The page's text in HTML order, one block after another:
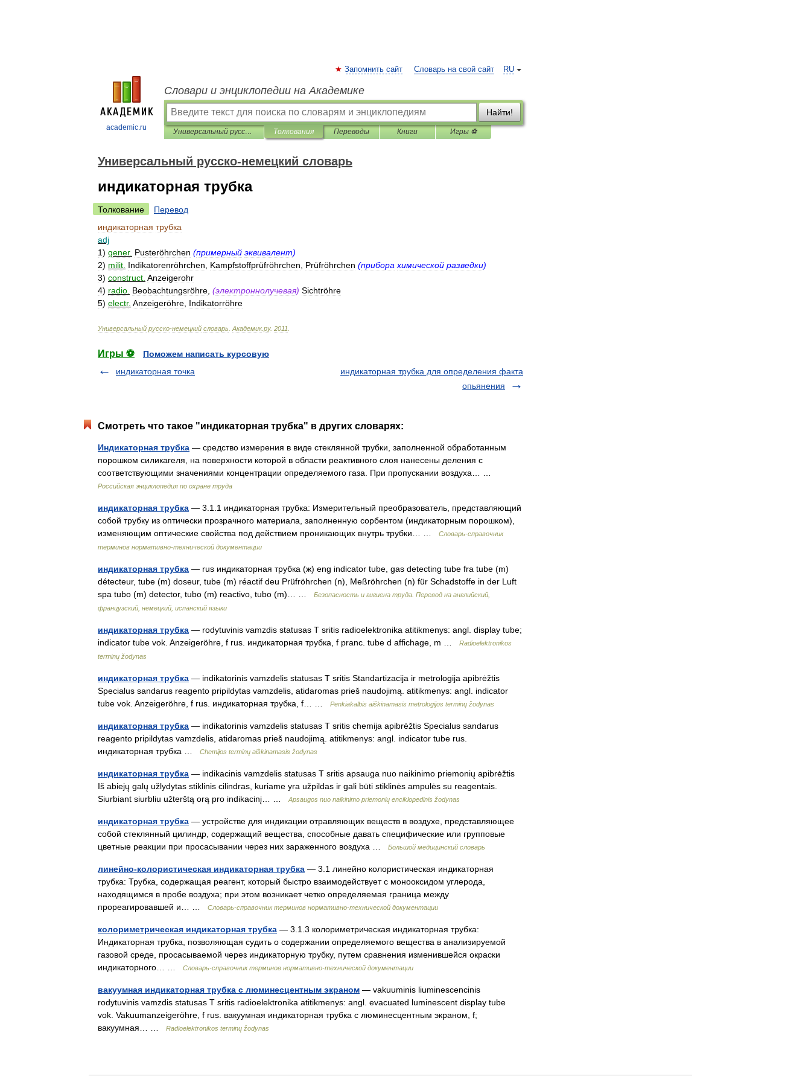
academic.ru
RU
Запомнить сайт Словарь на свой сайт
Словари и энциклопедии на Академике
Найти!
Универсальный русско-немецкий словарь Толкования Переводы Книги Игры ⚽
Универсальный русско-немецкий словарь
индикаторная трубка
Толкование
Перевод
индикаторная трубка
adj
1) gener. Pusteröhrchen (примерный эквивалент)
2) milit Indikatorenröhrchen Kampfstoffprüfröhrchen Prüfröhrchen (прибора химической разведки)
3) construct Anzeigerohr
4) radio Beobachtungsröhre (электроннолучевая) Sichtröhre
5) electr. Anzeigeröhre Indikatorröhre
Универсальный русско-немецкий словарь Академик.ру. 2011
Игры ⚽
Поможем написать курсовую
индикаторная точка
индикаторная трубка для определения факта
опьянения
Смотреть что такое "индикаторная трубка" в других словарях:
Индикаторная трубка — средство измерения в виде стеклянной трубки, заполненной обработанным
порошком силикагеля, на поверхности которой в области реактивного слоя нанесены деления с
соответствующими значениями концентрации определяемого газа. При пропускании воздуха… …
Российская энциклопедия по охране труда
индикаторная трубка — 3.1.1 индикаторная трубка: Измерительный преобразователь, представляющий
собой трубку из оптически прозрачного материала, заполненную сорбентом (индикаторным порошком),
изменяющим оптические свойства под действием проникающих внутрь трубки… …
Словарь-справочник
терминов нормативно-технической документации
индикаторная трубка — rus индикаторная трубка (ж) eng indicator tube, gas detecting tube fra tube (m)
détecteur, tube (m) doseur, tube (m) réactif deu Prüfröhrchen (n), Meßröhrchen (n) für Schadstoffe in der Luft
spa tubo (m) detector, tubo (m) reactivo, tubo (m)… …
Безопасность и гигиена труда. Перевод на английский,
французский, немецкий, испанский языки
индикаторная трубка — rodytuvinis vamzdis statusas T sritis radioelektronika atitikmenys: angl. display tube;
indicator tube vok. Anzeigeröhre, f rus. индикаторная трубка, f pranc. tube d affichage, m …
Radioelektronikos
terminų žodynas
индикаторная трубка — indikatorinis vamzdelis statusas T sritis Standartizacija ir metrologija apibrėžtis
Specialus sandarus reagento pripildytas vamzdelis, atidaromas prieš naudojimą. atitikmenys: angl. indicator
tube vok. Anzeigeröhre, f rus. индикаторная трубка, f… …
Penkiakalbis aiškinamasis metrologijos terminų žodynas
индикаторная трубка — indikatorinis vamzdelis statusas T sritis chemija apibrėžtis Specialus sandarus
reagento pripildytas vamzdelis, atidaromas prieš naudojimą. atitikmenys: angl. indicator tube rus.
индикаторная трубка …
Chemijos terminų aiškinamasis žodynas
индикаторная трубка — indikacinis vamzdelis statusas T sritis apsauga nuo naikinimo priemonių apibrėžtis
Iš abiejų galų užlydytas stiklinis cilindras, kuriame yra užpildas ir gali būti stiklinės ampulės su reagentais.
Siurbiant siurbliu užterštą orą pro indikacinį… …
Apsaugos nuo naikinimo priemonių enciklopedinis žodynas
индикаторная трубка — устройстве для индикации отравляющих веществ в воздухе, представляющее
собой стеклянный цилиндр, содержащий вещества, способные давать специфические или групповые
цветные реакции при просасывании через них зараженного воздуха …
Большой медицинский словарь
линейно-колористическая индикаторная трубка — 3.1 линейно колористическая индикаторная
трубка: Трубка, содержащая реагент, который быстро взаимодействует с монооксидом углерода,
находящимся в пробе воздуха; при этом возникает четко определяемая граница между
прореагировавшей и… …
Словарь-справочник терминов нормативно-технической документации
колориметрическая индикаторная трубка — 3.1.3 колориметрическая индикаторная трубка:
Индикаторная трубка, позволяющая судить о содержании определяемого вещества в анализируемой
газовой среде, просасываемой через индикаторную трубку, путем сравнения изменившейся окраски
индикаторного… …
Словарь-справочник терминов нормативно-технической документации
вакуумная индикаторная трубка с люминесцентным экраном — vakuuminis liuminescencinis
rodytuvinis vamzdis statusas T sritis radioelektronika atitikmenys: angl. evacuated luminescent display tube
vok. Vakuumanzeigeröhre, f rus. вакуумная индикаторная трубка с люминесцентным экраном, f;
вакуумная… …
Radioelektronikos terminų žodynas